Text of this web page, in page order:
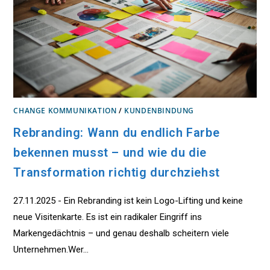
CHANGE KOMMUNIKATION / KUNDENBINDUNG
Rebranding: Wann du endlich Farbe
bekennen musst – und wie du die
Transformation richtig durchziehst
27.11.2025 - Ein Rebranding ist kein Logo-Lifting und keine
neue Visitenkarte. Es ist ein radikaler Eingriff ins
Markengedächtnis – und genau deshalb scheitern viele
Unternehmen.Wer…